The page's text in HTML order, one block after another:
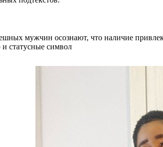
мужчин осознают, что наличие
статусные символ